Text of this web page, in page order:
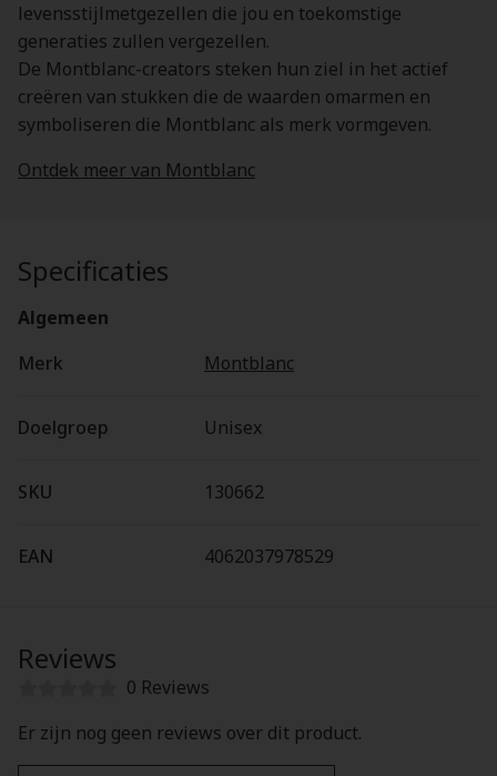
levensstijlmetgezellen die jou en toekomstige
generaties zullen vergezellen.
De Montblanc-creators steken hun ziel in het actief
creëren van stukken die de waarden omarmen en
symboliseren die Montblanc als merk vormgeven.
Ontdek meer van Montblanc
Specificaties
Algemeen
Merk
Montblanc
Doelgroep Unisex
SKU 130662
EAN 4062037978529
Reviews
0 Reviews
Er zijn nog geen reviews over dit product.